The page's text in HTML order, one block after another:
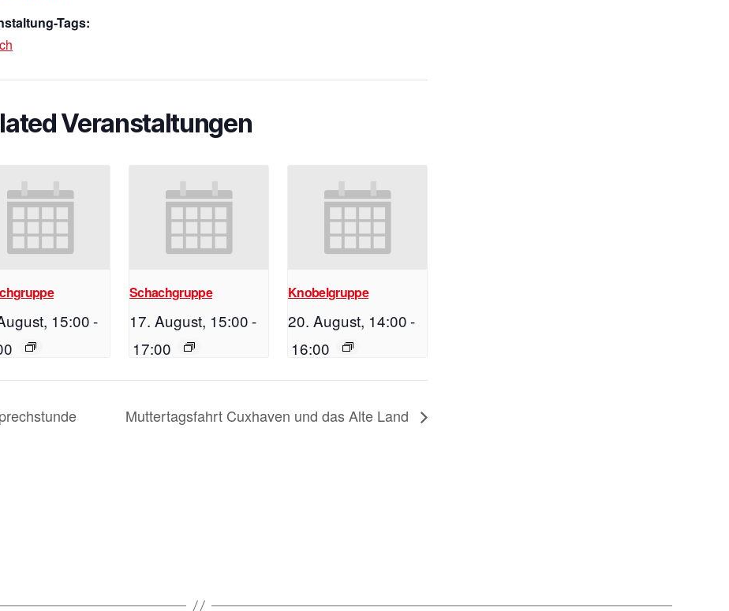
Tags:
Veranstaltungen
15:00-
Schachgruppe
17. August, 15:00-
17:00
Knobelgruppe
20. August, 14:00-
16:00
Muttertagsfahrt Cuxhaven und das Alte Land